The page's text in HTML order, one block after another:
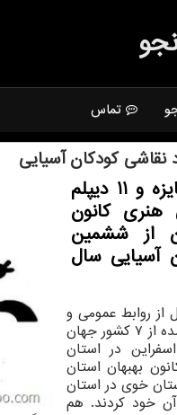
تماس
كودكان آسیایی
سایت رسمی سیامك یزدانجو: 9 جایزه و 11 دیپلم
هنری كانون
از ششمین
آسیایی سال
روابط عمومی و
امور بین الملل کانون، از میان ۴۳۹ اثر ارسال شده از ۷ کشور جهان
از کانون اسفراین در استان
زاده ۷ ساله از کانون بهبهان استان
کانون شهرستان خوی در استان
آن خود کردند. هم